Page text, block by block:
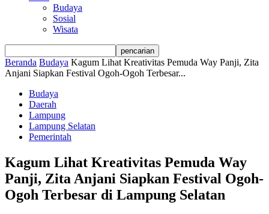
Budaya
Sosial
Wisata
Beranda Budaya Kagum Lihat Kreativitas Pemuda Way Panji, Zita
Anjani Siapkan Festival Ogoh-Ogoh Terbesar...
Budaya
Daerah
Lampung
Lampung Selatan
Pemerintah
Kagum Lihat Kreativitas Pemuda Way
Panji, Zita Anjani Siapkan Festival Ogoh-
Ogoh Terbesar di Lampung Selatan